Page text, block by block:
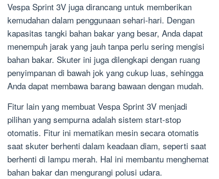
Vespa Sprint 3V juga dirancang untuk memberikan
kemudahan dalam penggunaan sehari-hari. Dengan
kapasitas tangki bahan bakar yang besar, Anda dapat
menempuh jarak yang jauh tanpa perlu sering mengisi
bahan bakar. Skuter ini juga dilengkapi dengan ruang
penyimpanan di bawah jok yang cukup luas, sehingga
Anda dapat membawa barang bawaan dengan mudah.
Fitur lain yang membuat Vespa Sprint 3V menjadi
pilihan yang sempurna adalah sistem start-stop
otomatis. Fitur ini mematikan mesin secara otomatis
saat skuter berhenti dalam keadaan diam, seperti saat
berhenti di lampu merah. Hal ini membantu menghemat
bahan bakar dan mengurangi polusi udara.